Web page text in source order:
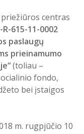
aktuali
gyventojams
kokybės ir
prieinamumo
centras
R-615-11-0002
paslaugų
prieinamumo
“(toliau –
fondo,
bei įstaigos
m. rugpjūčio 10